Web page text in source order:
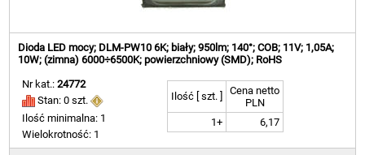
Dioda LED mocy; DLM-PW10 6K; biały; 950lm; 140°; COB; 11V; 1,05A;
10W; (zimna) 6000÷6500K; powierzchniowy (SMD); RoHS
Nr kat.:24772
Stan: 0 szt.
Ilość minimalna: 1
Wielokrotność: 1
Ilość [ szt. ]
Cena netto
PLN
1+
6,17